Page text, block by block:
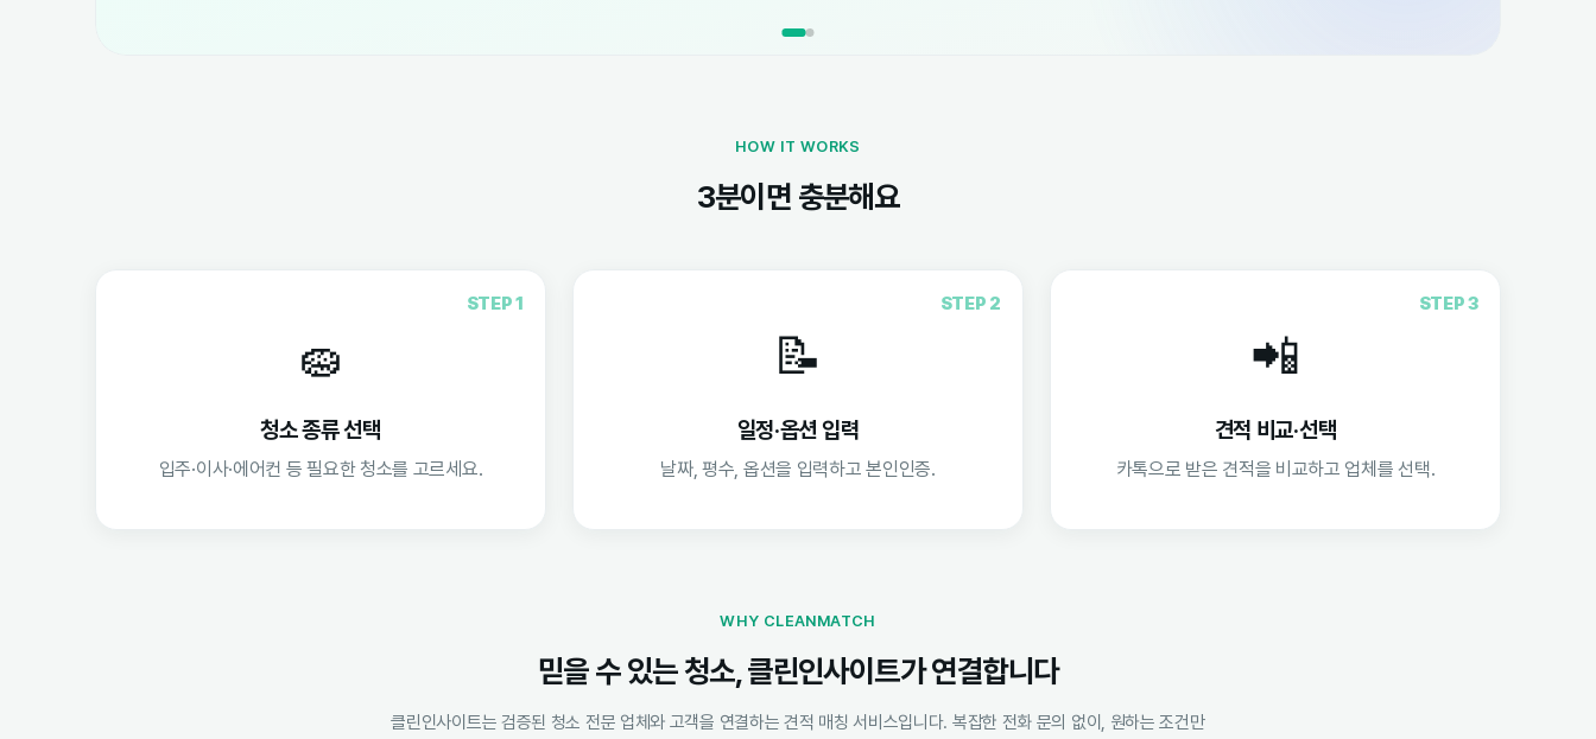
HOW IT WORKS
3분이면 충분해요
STEP 1
🧽
청소 종류 선택
입주·이사·에어컨 등 필요한 청소를 고르세요.
STEP 2
📝
일정·옵션 입력
날짜, 평수, 옵션을 입력하고 본인인증.
STEP 3
📲
견적 비교·선택
카톡으로 받은 견적을 비교하고 업체를 선택.
WHY CLEANMATCH
믿을 수 있는 청소, 클린인사이트가 연결합니다
클린인사이트는 검증된 청소 전문 업체와 고객을 연결하는 견적 매칭 서비스입니다. 복잡한 전화 문의 없이, 원하는 조건만